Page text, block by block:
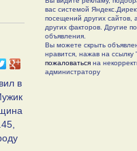
в
вас системой
посещений других сайтов,
других факторов. Другие
объявления.
Вы можете скрыть
нравится, нажав на ссылку
пожаловатьсяна
администратору